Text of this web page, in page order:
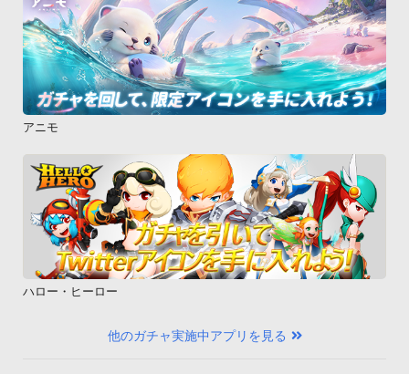
アニモ
ハロー・ヒーロー
他のガチャ実施中アプリを見る